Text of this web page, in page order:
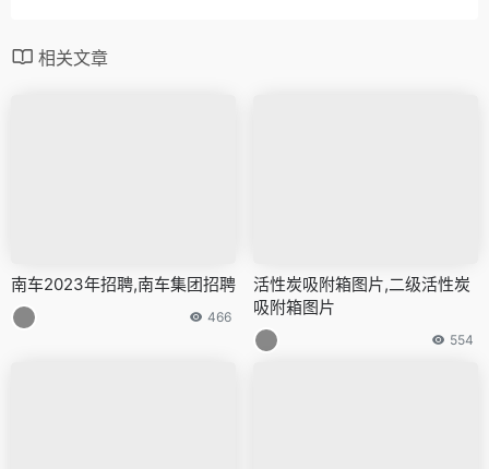
相关文章
南车2023年招聘,南车集团招聘
466
活性炭吸附箱图片,二级活性炭
吸附箱图片
554